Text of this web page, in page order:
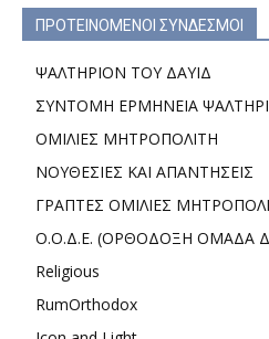
ΠΡΟΤΕΙΝΟΜΕΝΟΙ ΣΥΝΔΕΣΜΟΙ
ΨΑΛΤΗΡΙΟΝ ΤΟΥ ΔΑΥΙΔ
ΣΥΝΤΟΜΗ ΕΡΜΗΝΕΙΑ
ΟΜΙΛΙΕΣ ΜΗΤΡΟΠΟΛΙΤΗ
ΝΟΥΘΕΣΙΕΣ ΚΑΙ ΑΠΑΝΤΗΣΕΙΣ
ΓΡΑΠΤΕΣ ΟΜΙΛΙΕΣ
Ο.Ο.Δ.Ε. (ΟΡΘΟΔΟΞΗ ΟΜΑΔΑ
Religious
RumOrthodox